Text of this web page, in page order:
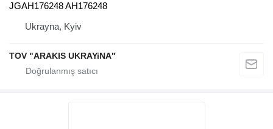
JGAH176248 AH176248
Ukrayna, Kyiv
TOV "ARAKIS UKRAYiNA"